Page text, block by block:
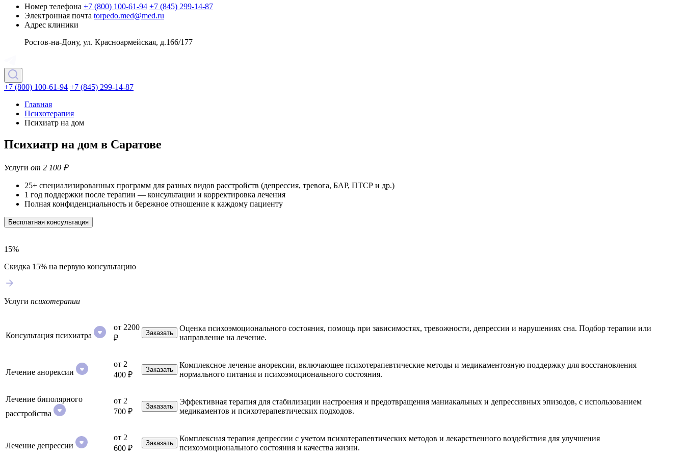
Номер телефона +7 (800) 100-61-94 +7 (845) 299-14-87
Электронная почта torpedo.med@med.ru
Адрес клиники
Ростов-на-Дону, ул. Красноармейская, д.166/177
+7 (800) 100-61-94 +7 (845) 299-14-87
Главная
Психотерапия
Психиатр на дом
Психиатр на дом в Саратове
Услуги от 2 100 ₽
25+ специализированных программ для разных видов расстройств (депрессия, тревога, БАР, ПТСР и др.)
1 год поддержки после терапии — консультации и корректировка лечения
Полная конфиденциальность и бережное отношение к каждому пациенту
Бесплатная консультация
15%
Скидка 15% на первую консультацию
Услуги психотерапии
Консультация психиатра
от 2200
₽
Заказать
Оценка психоэмоционального состояния, помощь при зависимостях, тревожности, депрессии и нарушениях сна. Подбор терапии или
направление на лечение.
Лечение анорексии
от 2
400 ₽
Заказать
Комплексное лечение анорексии, включающее психотерапевтические методы и медикаментозную поддержку для восстановления
нормального питания и психоэмоционального состояния.
Лечение биполярного
расстройства
от 2
700 ₽
Заказать
Эффективная терапия для стабилизации настроения и предотвращения маниакальных и депрессивных эпизодов, с использованием
медикаментов и психотерапевтических подходов.
Лечение депрессии
от 2
600 ₽
Заказать
Комплексная терапия депрессии с учетом психотерапевтических методов и лекарственного воздействия для улучшения
психоэмоционального состояния и качества жизни.